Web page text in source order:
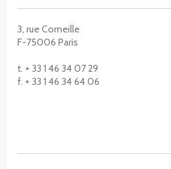
3, rue Corneille
F-75006 Paris
t. + 33 1 46 34 07 29
f. + 33 1 46 34 64 06